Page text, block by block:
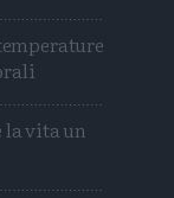
vita un